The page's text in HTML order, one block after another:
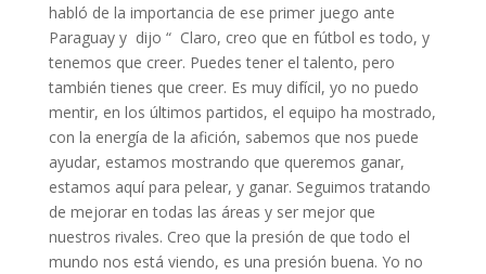
habló de la importancia de ese primer juego ante
Paraguay y dijo “ Claro, creo que en fútbol es todo, y
tenemos que creer. Puedes tener el talento, pero
también tienes que creer. Es muy difícil, yo no puedo
mentir, en los últimos partidos, el equipo ha mostrado,
con la energía de la afición, sabemos que nos puede
ayudar, estamos mostrando que queremos ganar,
estamos aquí para pelear, y ganar. Seguimos tratando
de mejorar en todas las áreas y ser mejor que
nuestros rivales. Creo que la presión de que todo el
mundo nos está viendo, es una presión buena. Yo no